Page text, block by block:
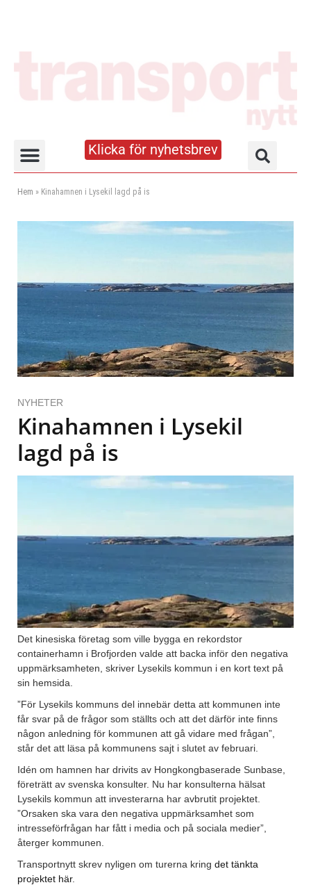
Klicka för nyhetsbrev
Hem » Kinahamnen i Lysekil lagd på is
NYHETER
Kinahamnen i Lysekil
lagd på is
Det kinesiska företag som ville bygga en rekordstor
containerhamn i Brofjorden valde att backa inför den negativa
uppmärksamheten, skriver Lysekils kommun i en kort text på
sin hemsida.
”För Lysekils kommuns del innebär detta att kommunen inte
får svar på de frågor som ställts och att det därför inte finns
någon anledning för kommunen att gå vidare med frågan”,
står det att läsa på kommunens sajt i slutet av februari.
Idén om hamnen har drivits av Hongkongbaserade Sunbase,
företrätt av svenska konsulter. Nu har konsulterna hälsat
Lysekils kommun att investerarna har avbrutit projektet.
”Orsaken ska vara den negativa uppmärksamhet som
intresseförfrågan har fått i media och på sociala medier”,
återger kommunen.
Transportnytt skrev nyligen om turerna kring det tänkta
projektet här.